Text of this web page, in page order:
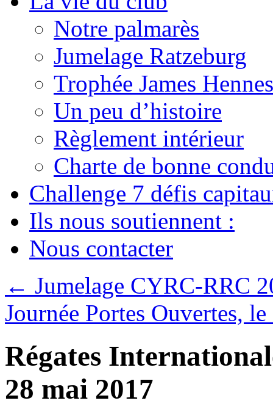
Notre palmarès
Jumelage Ratzeburg
Trophée James
Un peu d’histoire
Règlement intérieur
Charte de bonne
Challenge 7 défis
Ils nous soutiennent :
Nous contacter
← Jumelage CYRC-RRC
Journée Portes Ouvertes,
Régates
28 mai 2017